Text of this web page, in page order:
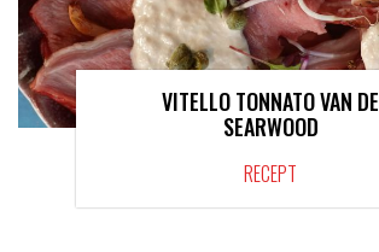
VITELLO TONNATO VAN DE
SEARWOOD
RECEPT